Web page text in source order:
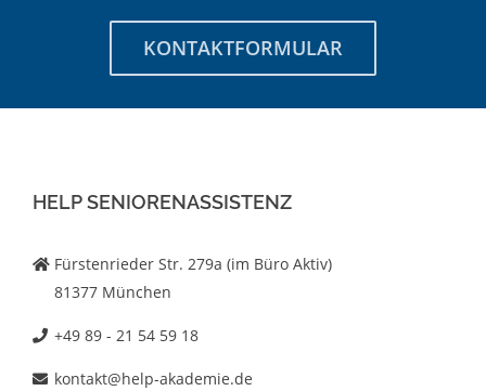
KONTAKTFORMULAR
HELP SENIORENASSISTENZ
Fürstenrieder Str. 279a (im Büro Aktiv)
81377 München
+49 89 - 21 54 59 18
kontakt@help-akademie.de